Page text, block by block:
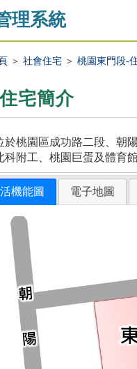
理系統
＞ 社會住宅＞ 桃園東門段-
宅簡介
於桃園區成功路二段、朝
科附工、桃園巨蛋及體育
機能圖 電子地圖